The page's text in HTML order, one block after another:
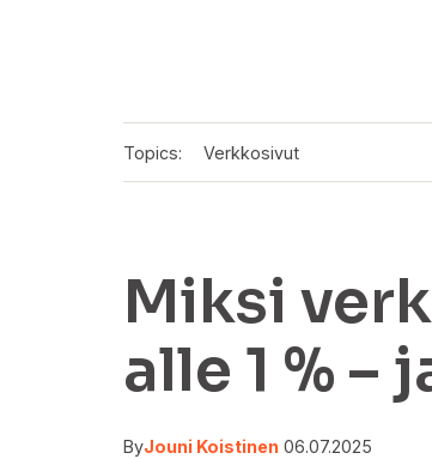
Topics: Verkkosivut
Miksi
alle 1 %
ByJouni Koistinen 06.07.2025